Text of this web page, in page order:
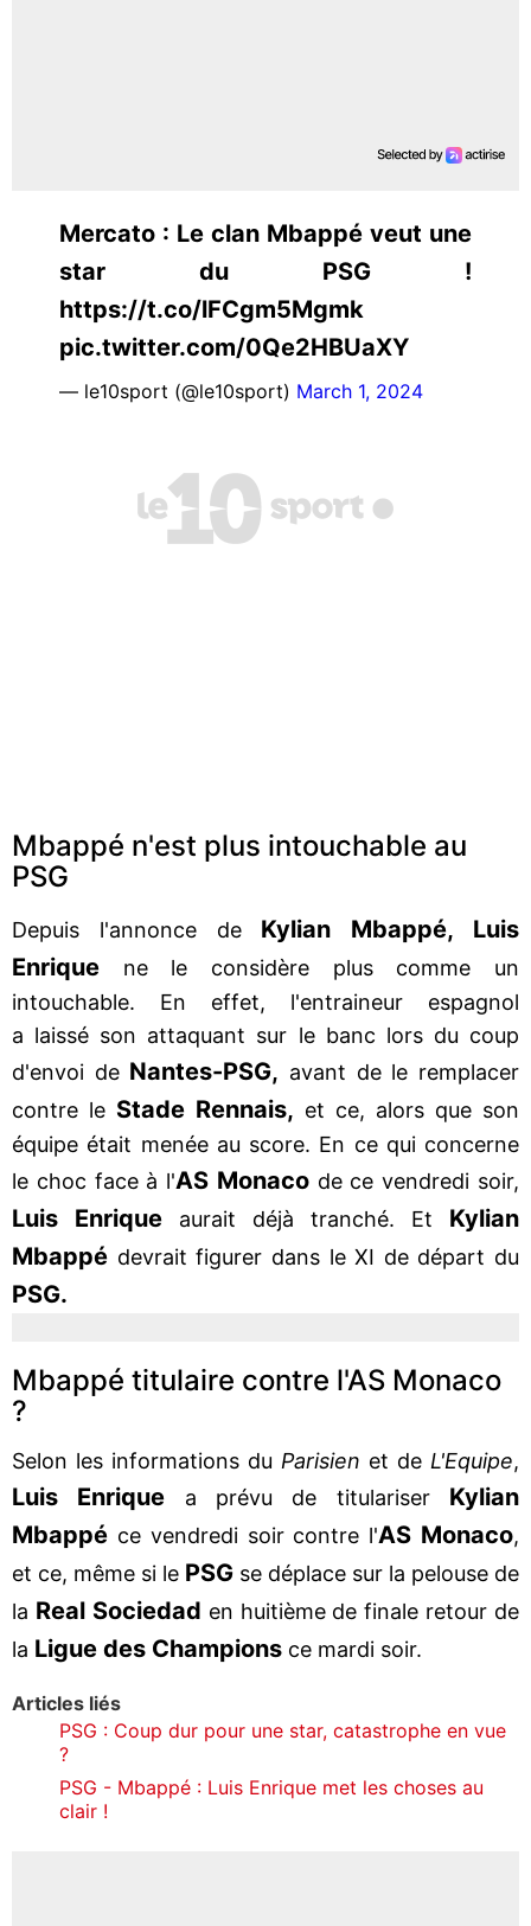
Mercato : Le clan Mbappé veut une
star du PSG !
https://t.co/lFCgm5Mgmk
pic.twitter.com/0Qe2HBUaXY
— le10sport (@le10sport) March 1, 2024
Mbappé n'est plus intouchable au
PSG
Depuis l'annonce de Kylian Mbappé, Luis
Enrique ne le considère plus comme un
intouchable. En effet, l'entraineur espagnol
a laissé son attaquant sur le banc lors du coup
d'envoi de Nantes-PSG, avant de le remplacer
contre le Stade Rennais, et ce, alors que son
équipe était menée au score. En ce qui concerne
le choc face à l'AS Monacode ce vendredi soir,
Luis Enrique aurait déjà tranché. Et Kylian
Mbappé devrait figurer dans le XI de départ du
PSG.
Mbappé titulaire contre l'AS Monaco
?
Selon les informations du Parisien et de L'Equipe,
Luis Enrique a prévu de titulariser Kylian
Mbappé ce vendredi soir contre l'AS Monaco,
et ce, même si le PSG se déplace sur la pelouse de
la Real Sociedad en huitième de finale retour de
la Ligue des Champions ce mardi soir.
Articles liés
PSG : Coup dur pour une star, catastrophe en vue
?
PSG - Mbappé : Luis Enrique met les choses au
clair !